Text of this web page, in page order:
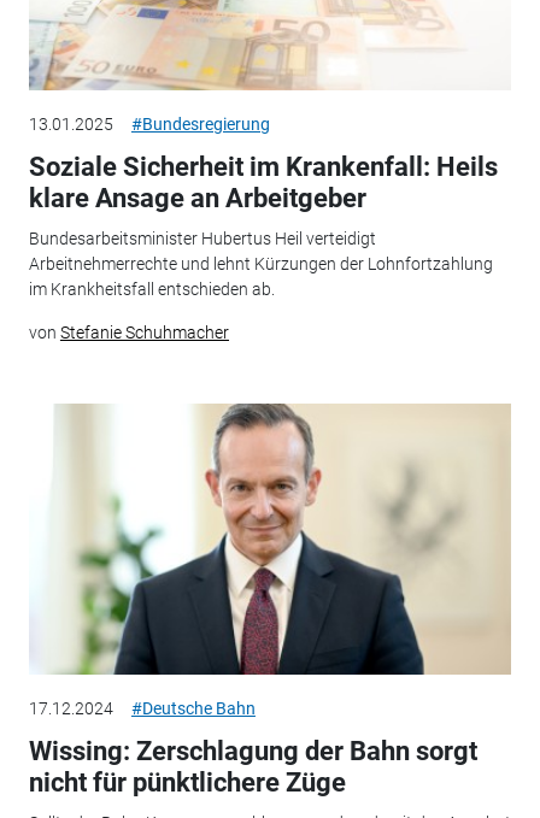
13.01.2025 #Bundesregierung
Soziale Sicherheit im Krankenfall: Heils
klare Ansage an Arbeitgeber
Bundesarbeitsminister Hubertus Heil verteidigt
Arbeitnehmerrechte und lehnt Kürzungen der Lohnfortzahlung
im Krankheitsfall entschieden ab.
von Stefanie Schuhmacher
17.12.2024 #Deutsche Bahn
Wissing: Zerschlagung der Bahn sorgt
nicht für pünktlichere Züge